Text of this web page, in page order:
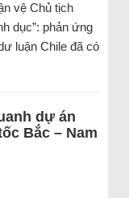
vệ Chủ tịch
dục”: phản ứng
luận Chile đã có
dự án
Bắc – Nam